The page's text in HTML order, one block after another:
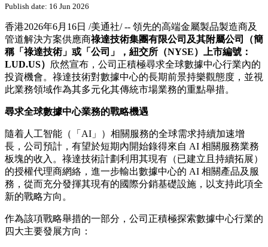
Publish date: 16 Jun 2026
香港2026年6月16日 /美通社/ -- 領先的高端金屬製品製造商及
管道解決方案供應商祿達技術集團有限公司及其附屬公司（簡
稱「祿達技術」或「公司」，紐交所（NYSE）上市編號：
LUD.US） 欣然宣布，公司正積極尋求全球數據中心行業內的
投資機會。祿達技術對數據中心的長期前景持樂觀態度，並視
此業務領域作為其多元化其傳統市場業務的重點舉措。
尋求全球數據中心業務的戰略機遇
隨着人工智能（「AI」）相關服務的全球需求持續加速增
長，公司預計，有望於短期內開始錄得來自 AI 相關服務業務
板塊的收入。祿達技術計劃利用其現有（已建立且持續拓展）
的授權代理商網絡，進一步輸出數據中心的 AI 相關產品及服
務，從而充分發揮其現有的國際分銷基礎設施，以支持此項全
新的戰略方向。
作為該項戰略舉措的一部分，公司正積極探索數據中心行業的
四大主要發展方向：